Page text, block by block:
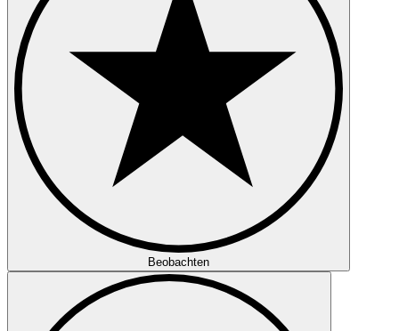
Beobachten